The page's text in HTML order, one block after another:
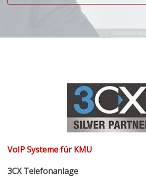
VoIP Systeme für KMU
3CX Telefonanlage